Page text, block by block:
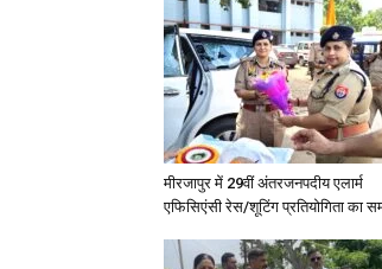
मीरजापुर में 29वीं अंतरजनपदीय एलार्म
एफिसिएंसी रेस/शूटिंग प्रतियोगिता का